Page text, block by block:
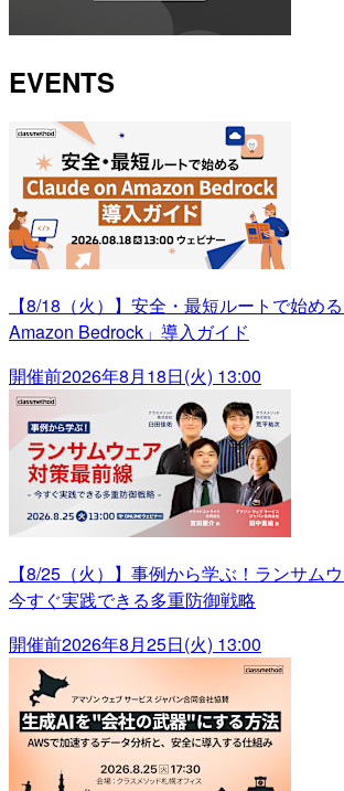
EVENTS
【8/18（火）】安全・最短ルートで始め
Amazon Bedrock」導入ガイド
開催前2026年8月18日(火) 13:00
【8/25（火）】事例から学ぶ！ランサム
今すぐ実践できる多重防御戦略
開催前2026年8月25日(火) 13:00